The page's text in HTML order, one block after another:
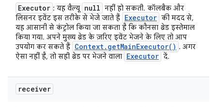
Executor : यह वैल्यू null नहीं हो सकती. कॉलबैक और
लिसनर इवेंट इस तरीके से भेजे जाते हैं Executor की मदद से,
यह आसानी से कंट्रोल किया जा सकता है कि कौनसा थ्रेड इस्तेमाल
किया गया. अपने मुख्य थ्रेड के ज़रिए इवेंट भेजने के लिए तो आप
उपयोग कर सकते हैं Context. getMainExecutor( ) . अगर
ऐसा नहीं है, तो सही थ्रेड पर भेजने वाला Executor दें.
receiver